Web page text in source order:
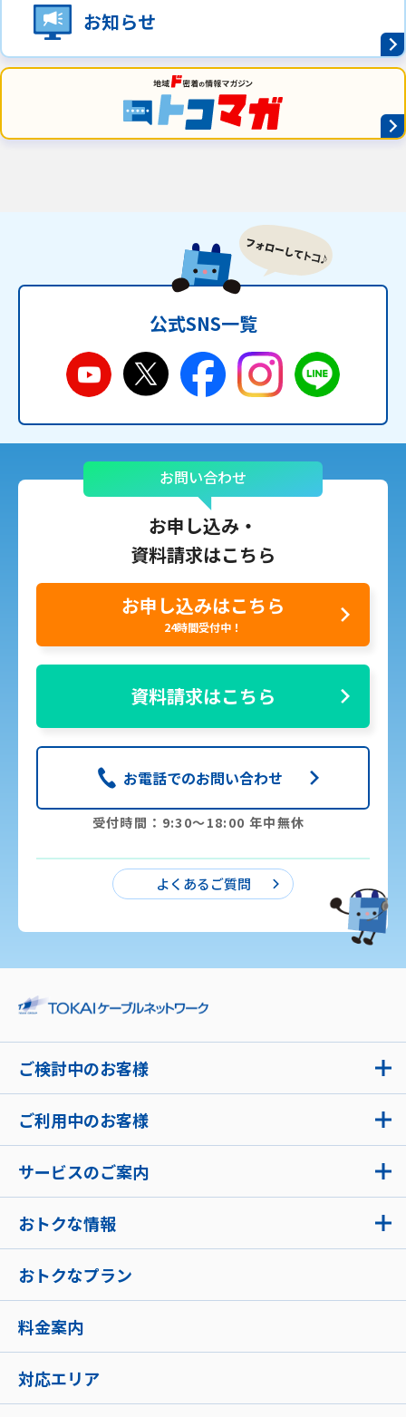
お知らせ
公式SNS一覧
お問い合わせ
お申し込み・
資料請求はこちら
お申し込みはこちら
24時間受付中！
資料請求はこちら
お電話でのお問い合わせ
受付時間：9:30〜18:00 年中無休
よくあるご質問
ご検討中のお客様
ご利用中のお客様
サービスのご案内
おトクな情報
おトクなプラン
料金案内
対応エリア